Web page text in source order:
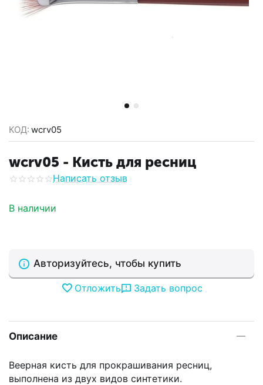
КОД: wcrv05
wcrv05 - Кисть для ресниц
Написать отзыв
В наличии
Авторизуйтесь, чтобы купить
Отложить Задать вопрос
Описание
Веерная кисть для прокрашивания ресниц,
выполнена из двух видов синтетики.